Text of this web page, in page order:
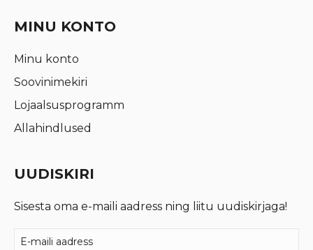
MINU KONTO
Minu konto
Soovinimekiri
Lojaalsusprogramm
Allahindlused
UUDISKIRI
Sisesta oma e-maili aadress ning liitu uudiskirjaga!